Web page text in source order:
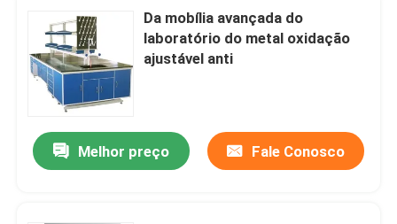
armário de segurança biológico
Cremalheiras do armazenamento do laboratório
Caixa de passagem do laboratório
Da mobília avançada do
laboratório do metal oxidação
ajustável anti
Melhor preço Fale Conosco